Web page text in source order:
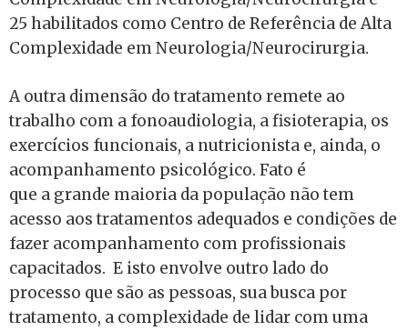
25 habilitados como Centro de Referência de Alta
Complexidade em Neurologia/Neurocirurgia.
A outra dimensão do tratamento remete ao
trabalho com a fonoaudiologia, a fisioterapia, os
exercícios funcionais, a nutricionista e, ainda, o
acompanhamento psicológico. Fato é
que a grande maioria da população não tem
acesso aos tratamentos adequados e condições de
fazer acompanhamento com profissionais
capacitados. E isto envolve outro lado do
processo que são as pessoas, sua busca por
tratamento, a complexidade de lidar com uma